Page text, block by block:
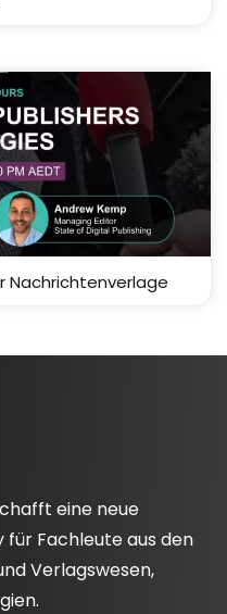
Nachrichtenverlage
eine neue
für Fachleute aus den
Verlagswesen,